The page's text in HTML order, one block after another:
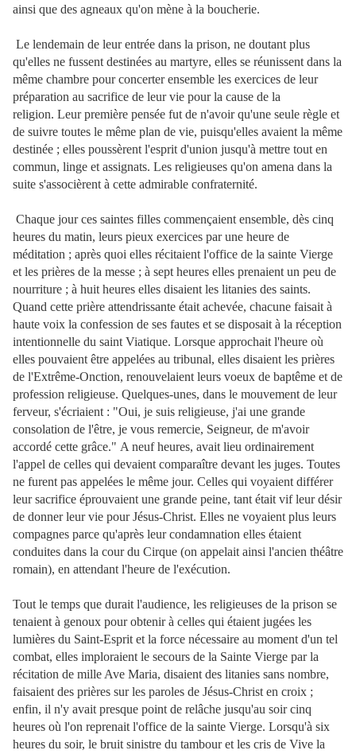
ainsi que des agneaux qu'on mène à la boucherie.
Le lendemain de leur entrée dans la prison, ne doutant plus
qu'elles ne fussent destinées au martyre, elles se réunissent dans la
même chambre pour concerter ensemble les exercices de leur
préparation au sacrifice de leur vie pour la cause de la
religion. Leur première pensée fut de n'avoir qu'une seule règle et
de suivre toutes le même plan de vie, puisqu'elles avaient la même
destinée ; elles poussèrent l'esprit d'union jusqu'à mettre tout en
commun, linge et assignats. Les religieuses qu'on amena dans la
suite s'associèrent à cette admirable confraternité.
Chaque jour ces saintes filles commençaient ensemble, dès cinq
heures du matin, leurs pieux exercices par une heure de
méditation ; après quoi elles récitaient l'office de la sainte Vierge
et les prières de la messe ; à sept heures elles prenaient un peu de
nourriture ; à huit heures elles disaient les litanies des saints.
Quand cette prière attendrissante était achevée, chacune faisait à
haute voix la confession de ses fautes et se disposait à la réception
intentionnelle du saint Viatique. Lorsque approchait l'heure où
elles pouvaient être appelées au tribunal, elles disaient les prières
de l'Extrême-Onction, renouvelaient leurs voeux de baptême et de
profession religieuse. Quelques-unes, dans le mouvement de leur
ferveur, s'écriaient : "Oui, je suis religieuse, j'ai une grande
consolation de l'être, je vous remercie, Seigneur, de m'avoir
accordé cette grâce." A neuf heures, avait lieu ordinairement
l'appel de celles qui devaient comparaître devant les juges. Toutes
ne furent pas appelées le même jour. Celles qui voyaient différer
leur sacrifice éprouvaient une grande peine, tant était vif leur désir
de donner leur vie pour Jésus-Christ. Elles ne voyaient plus leurs
compagnes parce qu'après leur condamnation elles étaient
conduites dans la cour du Cirque (on appelait ainsi l'ancien théâtre
romain), en attendant l'heure de l'exécution.
Tout le temps que durait l'audience, les religieuses de la prison se
tenaient à genoux pour obtenir à celles qui étaient jugées les
lumières du Saint-Esprit et la force nécessaire au moment d'un tel
combat, elles imploraient le secours de la Sainte Vierge par la
récitation de mille Ave Maria, disaient des litanies sans nombre,
faisaient des prières sur les paroles de Jésus-Christ en croix ;
enfin, il n'y avait presque point de relâche jusqu'au soir cinq
heures où l'on reprenait l'office de la sainte Vierge. Lorsqu'à six
heures du soir, le bruit sinistre du tambour et les cris de Vive la